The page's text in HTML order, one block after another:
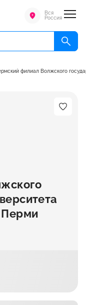
Вся
Россия
филиал Волжского
Перми